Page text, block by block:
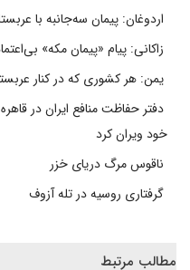
اردوغان: پیمان سه‌جانبه با
زاکانی: پیام «پیمان مکه»
یمن: هر کشوری که در کنار
دفتر حفاظت منافع ایران در
خود ویران کرد
ناقوس مرگ دریای خزر
گرفتاری روسیه در تله آزوف
مطالب مرتبط